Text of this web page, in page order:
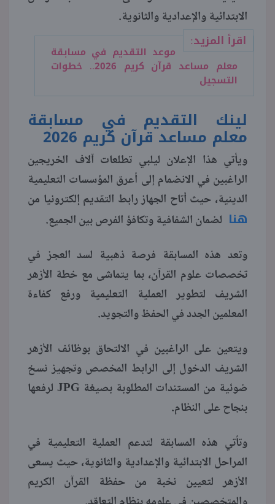
الابتدائية والإعدادية والثانوية.
اقرأ المزيد:
موعد التقديم في مسابقة
معلم مساعد قرآن كريم 2026.. خطوات
التسجيل
لينك التقديم في مسابقة
معلم مساعد قرآن كريم 2026
ويأتي هذا الإعلان ليلبي تطلعات آلاف الخريجين
الراغبين في الانضمام إلى أعرق المؤسسات التعليمية
الدينية، حيث أتاح الجهاز رابط التقديم إلكترونيا من
هنا لضمان الشفافية وتكافؤ الفرص بين الجميع.
وتعد هذه المسابقة فرصة ذهبية لسد العجز في
تخصصات علوم القرآن، بما يتماشى مع خطة الأزهر
الشريف لتطوير العملية التعليمية ورفع كفاءة
المعلمين الجدد في الحفظ والتجويد.
ويتعين على الراغبين في الالتحاق بوظائف الأزهر
الشريف الدخول إلى الرابط المخصص وتجهيز نسخ
ضوئية من المستندات المطلوبة بصيغة JPG لرفعها
بنجاح على النظام.
وتأتي هذه المسابقة لتدعم العملية التعليمية في
المراحل الابتدائية والإعدادية والثانوية، حيث يسعى
الأزهر لتعيين نخبة من حفظة القرآن الكريم